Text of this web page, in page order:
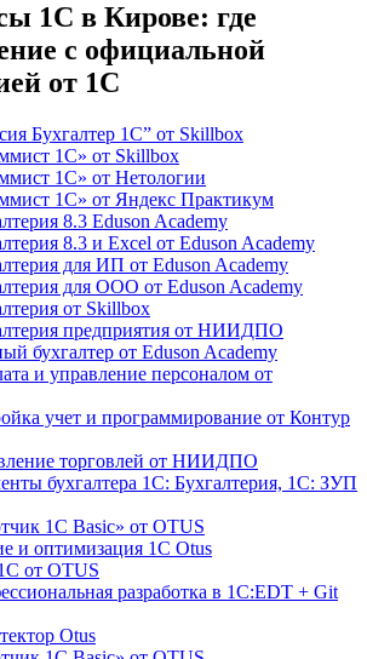
1С в Кирове: где
с официальной
от 1С
Бухгалтер 1С” от Skillbox
1С» от Skillbox
1С» от Нетологии
1С» от Яндекс Практикум
8.3 Eduson Academy
8.3 и Excel от Eduson Academy
для ИП от Eduson Academy
для ООО от Eduson Academy
от Skillbox
предприятия от НИИДПО
бухгалтер от Eduson Academy
и управление персоналом от
учет и программирование от Контур
торговлей от НИИДПО
бухгалтера 1С: Бухгалтерия, 1С: ЗУП
1С Basic» от OTUS
и оптимизация 1С Otus
от OTUS
разработка в 1С:EDT + Git
Otus